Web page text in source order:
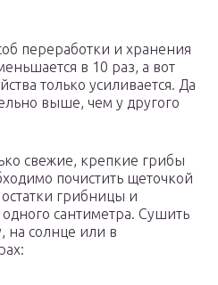
переработки и хранения
в 10 раз, а вот
только усиливается. Да
выше, чем у другого
свежие, крепкие грибы
почистить щеточкой
грибницы и
сантиметра. Сушить
на солнце или в